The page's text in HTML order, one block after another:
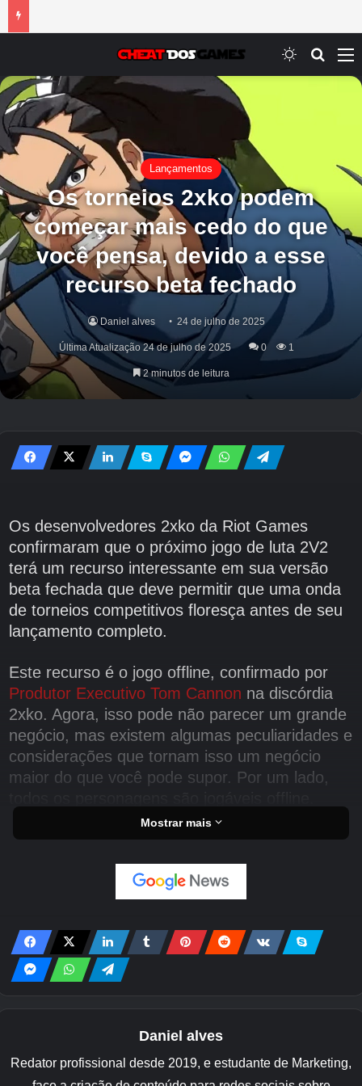
Switch skin
Lançamentos
Os torneios 2xko podem
começar mais cedo do que
você pensa, devido a esse
recurso beta fechado
Daniel alves 24 de julho de 2025
Última Atualização 24 de julho de 2025 0 1
2 minutos de leitura
Os desenvolvedores 2xko da Riot Games
confirmaram que o próximo jogo de luta 2V2
terá um recurso interessante em sua versão
beta fechada que deve permitir que uma onda
de torneios competitivos floresça antes de seu
lançamento completo.
Este recurso é o jogo offline, confirmado por
Produtor Executivo Tom Cannon na discórdia
2xko. Agora, isso pode não parecer um grande
negócio, mas existem algumas peculiaridades e
considerações que tornam isso um negócio
maior do que você pode supor. Por um lado,
Isso significa que, desde o lançamento beta
fechado até o futuro próximo, novos
personagens não terão que ser desbloqueados
ou queixados no jogo para brincar com amigos
todos, mas para os organizadores de torneios
que precisam de dezenas de configurações
com todos os personagens desbloqueados, é
aqui!Assista no YouTube
Mostrar mais
Daniel alves
Redator profissional desde 2019, e estudante de Marketing,